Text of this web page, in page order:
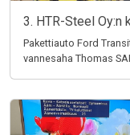
3. HTR-Steel Oy:n
Pakettiauto Ford
vannesaha Thomas